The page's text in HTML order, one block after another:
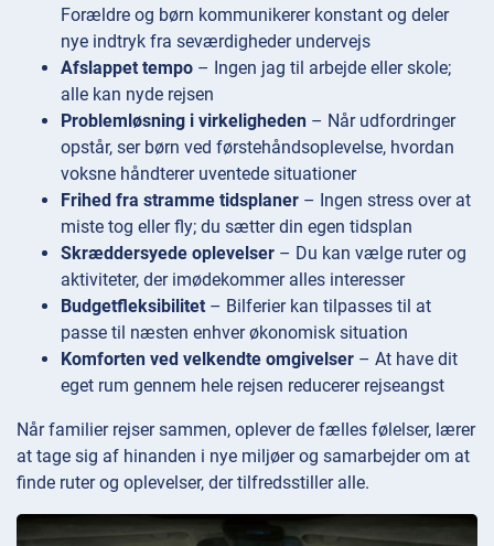
Forældre og børn kommunikerer konstant og deler
nye indtryk fra seværdigheder undervejs
Afslappet tempo – Ingen jag til arbejde eller skole;
alle kan nyde rejsen
Problemløsning i virkeligheden – Når udfordringer
opstår, ser børn ved førstehåndsoplevelse, hvordan
voksne håndterer uventede situationer
Frihed fra stramme tidsplaner – Ingen stress over at
miste tog eller fly; du sætter din egen tidsplan
Skræddersyede oplevelser – Du kan vælge ruter og
aktiviteter, der imødekommer alles interesser
Budgetfleksibilitet – Bilferier kan tilpasses til at
passe til næsten enhver økonomisk situation
Komforten ved velkendte omgivelser – At have dit
eget rum gennem hele rejsen reducerer rejseangst
Når familier rejser sammen, oplever de fælles følelser, lærer
at tage sig af hinanden i nye miljøer og samarbejder om at
finde ruter og oplevelser, der tilfredsstiller alle.